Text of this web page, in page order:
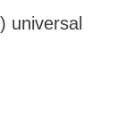
universal